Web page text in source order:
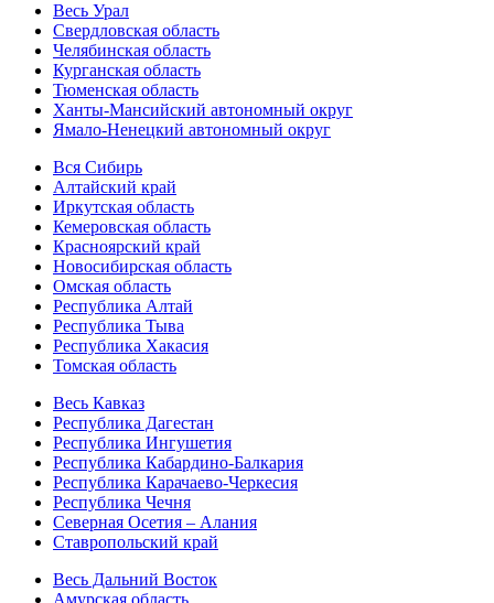
Весь Урал
Свердловская область
Челябинская область
Курганская область
Тюменская область
Ханты-Мансийский автономный округ
Ямало-Ненецкий автономный округ
Вся Сибирь
Алтайский край
Иркутская область
Кемеровская область
Красноярский край
Новосибирская область
Омская область
Республика Алтай
Республика Тыва
Республика Хакасия
Томская область
Весь Кавказ
Республика Дагестан
Республика Ингушетия
Республика Кабардино-Балкария
Республика Карачаево-Черкесия
Республика Чечня
Северная Осетия – Алания
Ставропольский край
Весь Дальний Восток
Амурская область